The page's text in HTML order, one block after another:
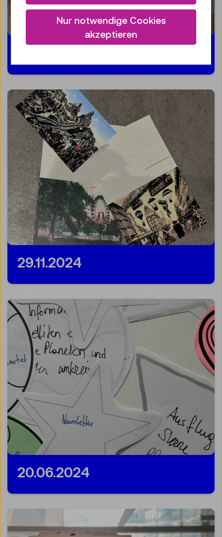
29.11.2024
20.06.2024
Nur notwendige Cookies
akzeptieren